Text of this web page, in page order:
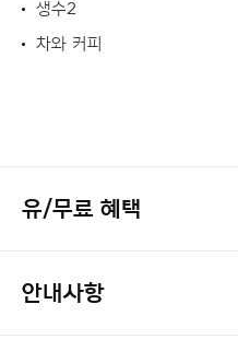
생수2
차와 커피
유/무료 혜택
안내사항